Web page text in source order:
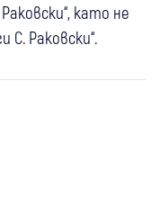
Раковски“, като не
С. Раковски“.
и спечели